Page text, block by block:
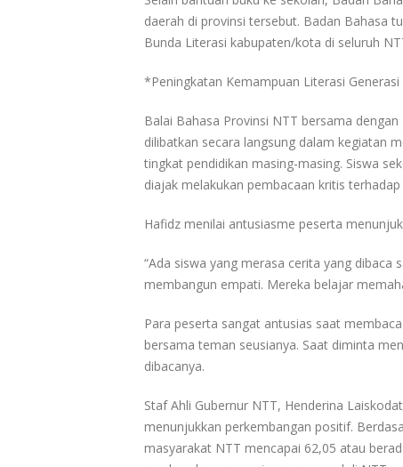
daerah di provinsi tersebut. Badan Bahasa
Bunda Literasi kabupaten/kota di seluruh
*Peningkatan Kemampuan Literasi
Balai Bahasa Provinsi NTT bersama
dilibatkan secara langsung dalam kegiatan
tingkat pendidikan masing-masing. Siswa
diajak melakukan pembacaan kritis
Hafidz menilai antusiasme peserta
“Ada siswa yang merasa cerita yang
membangun empati. Mereka belajar
Para peserta sangat antusias saat
bersama teman seusianya. Saat diminta
dibacanya.
Staf Ahli Gubernur NTT, Henderina
menunjukkan perkembangan positif.
masyarakat NTT mencapai 62,05 atau